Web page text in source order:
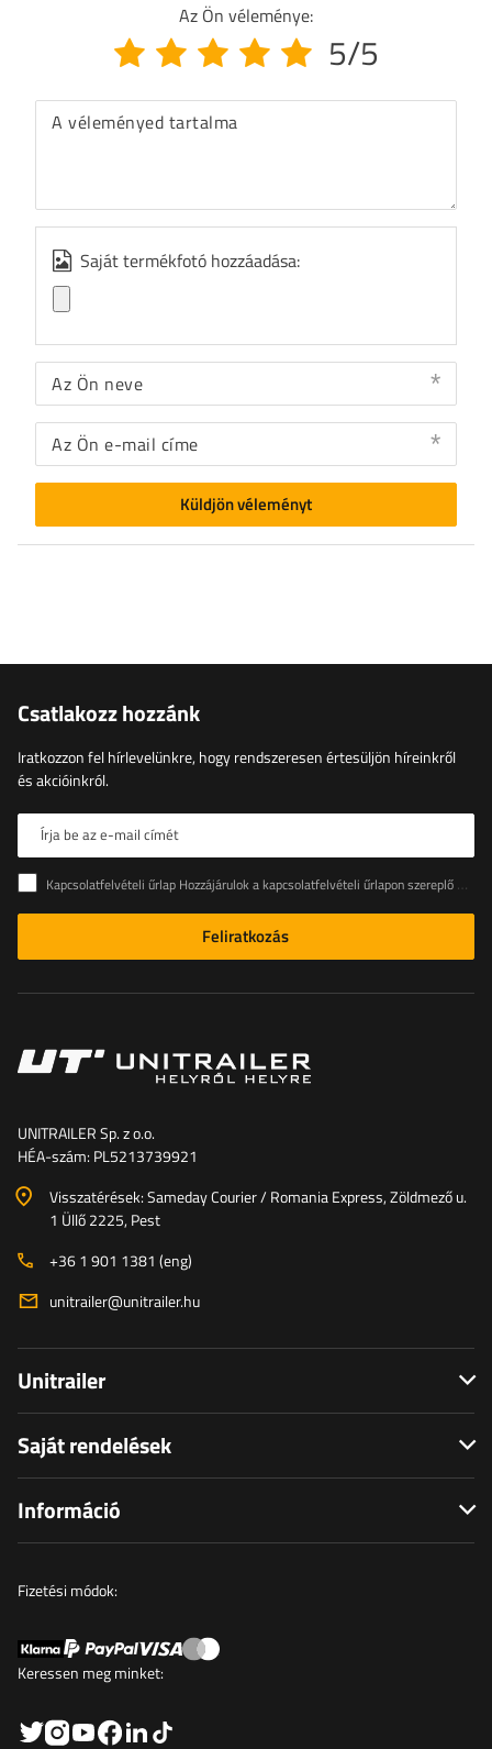
Az Ön véleménye:
5/5
A véleményed tartalma
Saját termékfotó hozzáadása:
Az Ön neve
Az Ön e-mail címe
Küldjön véleményt
Csatlakozz hozzánk
Iratkozzon fel hírlevelünkre, hogy rendszeresen értesüljön híreinkről
és akcióinkról.
Írja be az e-mail címét
Kapcsolatfelvételi űrlap Hozzájárulok a kapcsolatfelvételi űrlapon szereplő személyes adataimnak az Európai Parlament és a Tanács (EU) rendeletével összhangban történő kezeléséhez
Feliratkozás
UNITRAILER Sp. z o.o.
HÉA-szám: PL5213739921
Visszatérések: Sameday Courier / Romania Express, Zöldmező u.
1 Üllő 2225, Pest
+36 1 901 1381 (eng)
unitrailer@unitrailer.hu
Unitrailer
Saját rendelések
Információ
Fizetési módok:
Keressen meg minket: